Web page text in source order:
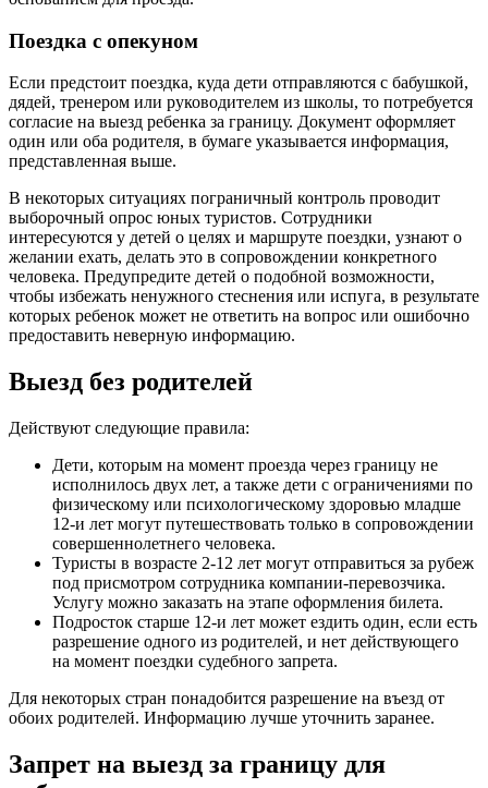
Поездка с опекуном
Если предстоит поездка, куда дети отправляются с бабушкой,
дядей, тренером или руководителем из школы, то потребуется
согласие на выезд ребенка за границу. Документ оформляет
один или оба родителя, в бумаге указывается информация,
представленная выше.
В некоторых ситуациях пограничный контроль проводит
выборочный опрос юных туристов. Сотрудники
интересуются у детей о целях и маршруте поездки, узнают о
желании ехать, делать это в сопровождении конкретного
человека. Предупредите детей о подобной возможности,
чтобы избежать ненужного стеснения или испуга, в результате
которых ребенок может не ответить на вопрос или ошибочно
предоставить неверную информацию.
Выезд без родителей
Действуют следующие правила:
Дети, которым на момент проезда через границу не
исполнилось двух лет, а также дети с ограничениями по
физическому или психологическому здоровью младше
12-и лет могут путешествовать только в сопровождении
совершеннолетнего человека.
Туристы в возрасте 2-12 лет могут отправиться за рубеж
под присмотром сотрудника компании-перевозчика.
Услугу можно заказать на этапе оформления билета.
Подросток старше 12-и лет может ездить один, если есть
разрешение одного из родителей, и нет действующего
на момент поездки судебного запрета.
Для некоторых стран понадобится разрешение на въезд от
обоих родителей. Информацию лучше уточнить заранее.
Запрет на выезд за границу для